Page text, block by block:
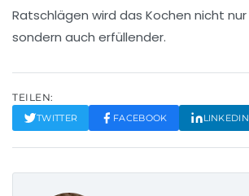
Ratschlägen wird das Kochen nicht
sondern auch erfüllender.
TEILEN:
TWITTER FACEBOOK LINKEDIN